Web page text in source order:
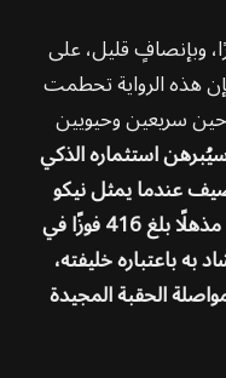
وبإنصافٍ قليل، على
هذه الرواية تحطمت
سريعين وحيويين
استثماره الذكي
عندما يمثل نيكو
أوريلي إنجلترا. فقد حقق غوارديولا رقمًا مذهلًا بلغ 416 فوزًا في
به باعتباره خليفته،
الحقبة المجيدة